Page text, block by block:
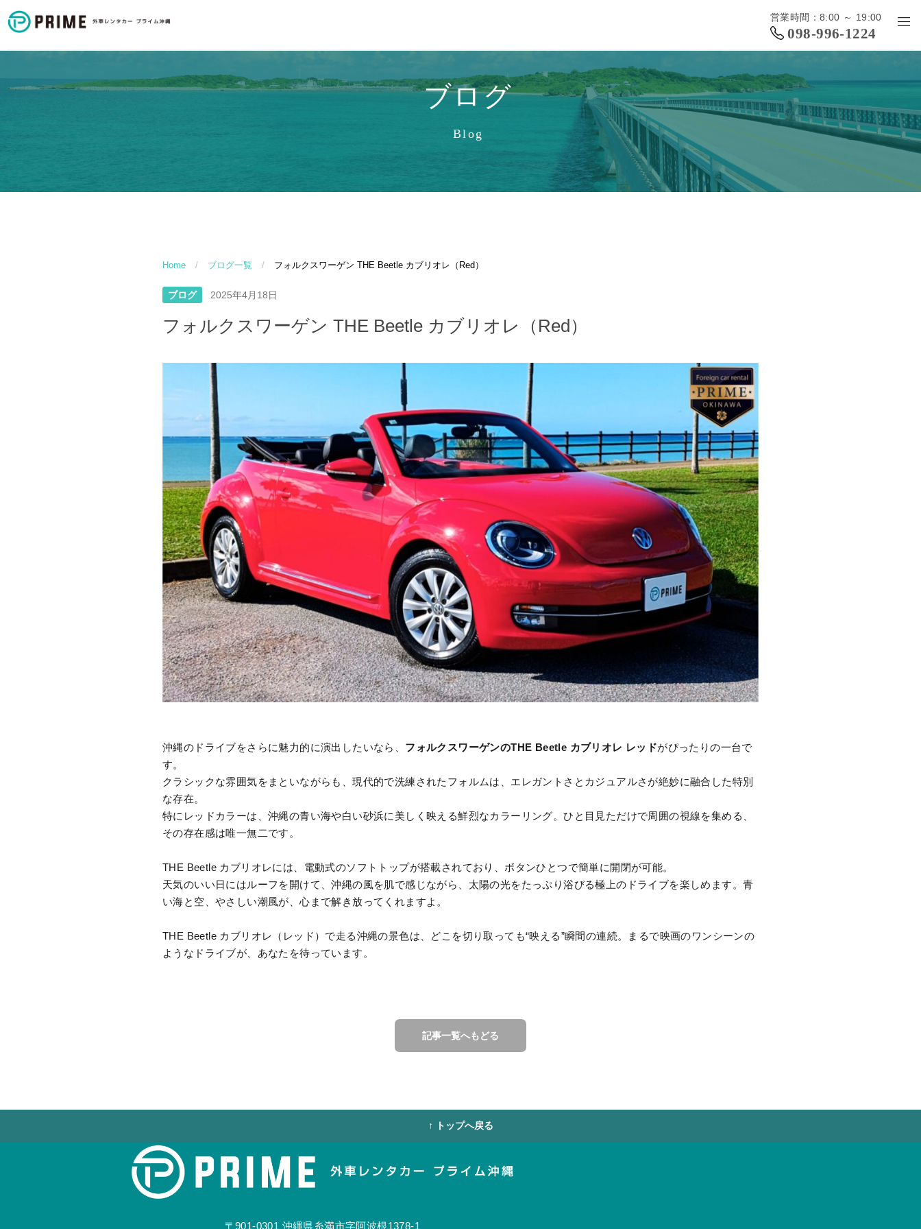
営業時間：8:00 ～ 19:00
098-996-1224
ブログ
Blog
Home / ブログ一覧 / フォルクスワーゲン THE Beetle カブリオレ（Red）
ブログ 2025年4月18日
フォルクスワーゲン THE Beetle カブリオレ（Red）
沖縄のドライブをさらに魅力的に演出したいなら、 フォルクスワーゲンのTHE Beetle カブリオレ レッドがぴったりの一台で
す。
クラシックな雰囲気をまといながらも、現代的で洗練されたフォルムは、エレガントさとカジュアルさが絶妙に融合した特別
な存在。
特にレッドカラーは、沖縄の青い海や白い砂浜に美しく映える鮮烈なカラーリング。ひと目見ただけで周囲の視線を集める、
その存在感は唯一無二です。
THE Beetle カブリオレには、電動式のソフトトップが搭載されており、ボタンひとつで簡単に開閉が可能。
天気のいい日にはルーフを開けて、沖縄の風を肌で感じながら、太陽の光をたっぷり浴びる極上のドライブを楽しめます。青
い海と空、やさしい潮風が、心まで解き放ってくれますよ。
THE Beetle カブリオレ（レッド）で走る沖縄の景色は、どこを切り取っても“映える”瞬間の連続。まるで映画のワンシーンの
ようなドライブが、あなたを待っています。
記事一覧へもどる
↑ トップへ戻る
〒901-0301 沖縄県糸満市字阿波根1378-1